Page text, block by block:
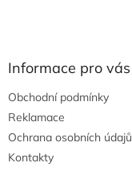
Informace pro vás
Obchodní podmínky
Reklamace
Ochrana osobních údajů
Kontakty